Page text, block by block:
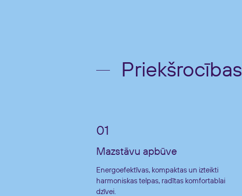
Priekšrocības
Mazstāvu apbūve
Energoefektīvas, kompaktas un izteikti
harmoniskas telpas, radītas komfortablai
dzīvei.